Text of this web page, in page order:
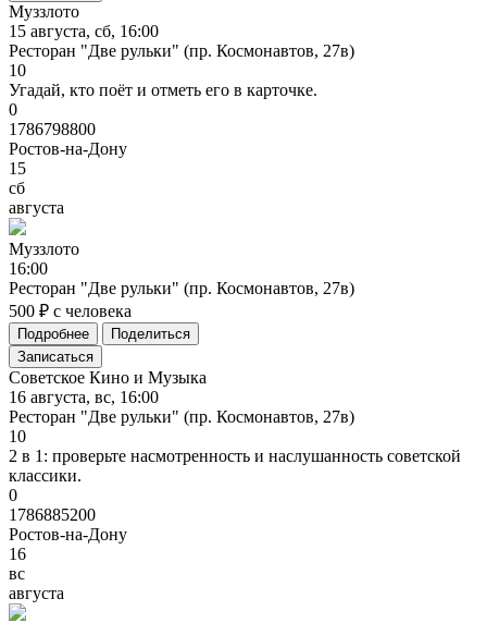
Муззлото
15 августа, сб, 16:00
Ресторан "Две рульки" (пр. Космонавтов, 27в)
10
Угадай, кто поёт и отметь его в карточке.
0
1786798800
Ростов-на-Дону
15
сб
августа
Муззлото
16:00
Ресторан "Две рульки" (пр. Космонавтов, 27в)
500 ₽ с человека
Подробнее
Поделиться
Записаться
Советское Кино и Музыка
16 августа, вс, 16:00
Ресторан "Две рульки" (пр. Космонавтов, 27в)
10
2 в 1: проверьте насмотренность и наслушанность советской
классики.
0
1786885200
Ростов-на-Дону
16
вс
августа